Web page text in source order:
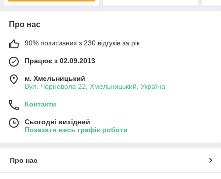
Про нас
90% позитивних з 230 відгуків за рік
Працює з 02.09.2013
м. Хмельницький
Вул. Чорновола 22, Хмельницький, Україна
Контакти
Сьогодні вихідний
Показати весь графік роботи
Про нас